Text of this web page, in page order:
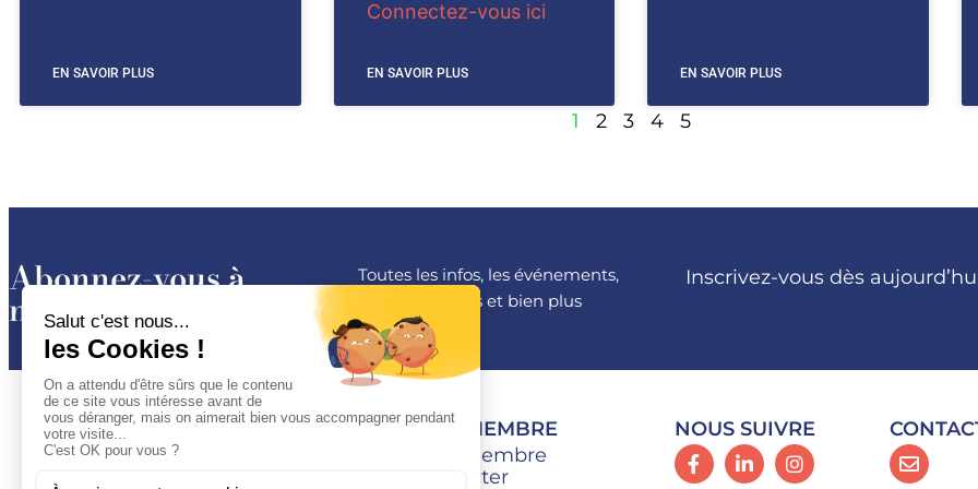
EN SAVOIR PLUS
Connectez-vous ici
EN SAVOIR PLUS EN SAVOIR PLUS
1 2 3 4 5
Abonnez-vous à
notre newsletter
Toutes les infos, les événements,
les conférences et bien plus
Inscrivez-vous dès
ESPACE MEMBRE
Devenir Membre
Se connecter
NOUS SUIVRE